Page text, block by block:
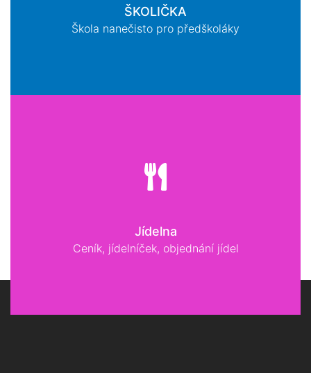
ŠKOLIČKA
Škola nanečisto pro předškoláky
Jídelna
Ceník, jídelníček, objednání jídel